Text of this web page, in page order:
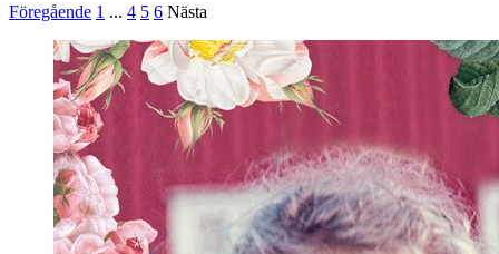
Föregående 1 ... 4 5 6 Nästa